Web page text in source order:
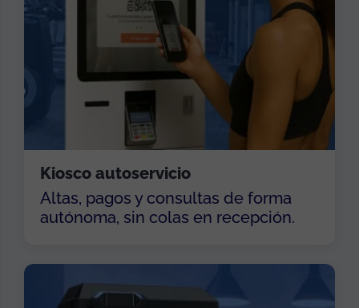
Kiosco autoservicio
Altas, pagos y consultas de forma
autónoma, sin colas en recepción.